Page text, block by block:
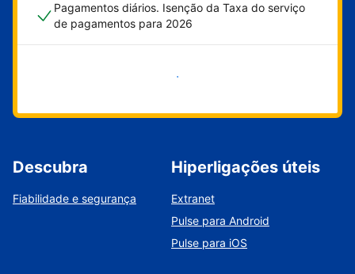
Pagamentos diários. Isenção da Taxa do serviço
de pagamentos para 2026
Comece já
Descubra
Fiabilidade e segurança
Hiperligações úteis
Extranet
Pulse para Android
Pulse para iOS